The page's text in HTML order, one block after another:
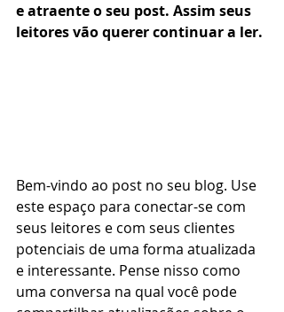
e atraente o seu post. Assim seus
leitores vão querer continuar a ler.
Bem-vindo ao post no seu blog. Use
este espaço para conectar-se com
seus leitores e com seus clientes
potenciais de uma forma atualizada
e interessante. Pense nisso como
uma conversa na qual você pode